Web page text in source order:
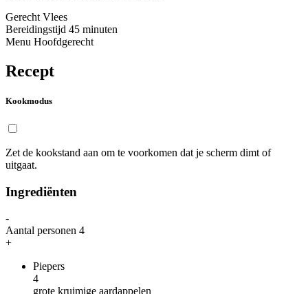
Gerecht Vlees
Bereidingstijd 45 minuten
Menu Hoofdgerecht
Recept
Kookmodus
Zet de kookstand aan om te voorkomen dat je scherm dimt of
uitgaat.
Ingrediënten
-
Aantal personen 4
+
Piepers
4
grote kruimige aardappelen